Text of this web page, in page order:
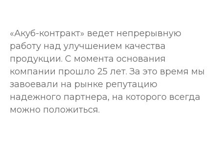
«Акуб-контракт» ведет непрерывную
работу над улучшением качества
продукции. С момента основания
компании прошло 25 лет. За это время мы
завоевали на рынке репутацию
надежного партнера, на которого всегда
можно положиться.